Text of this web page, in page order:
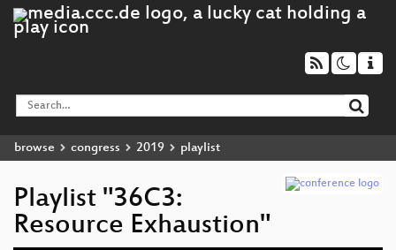
browse congress 2019 playlist
Playlist "36C3:
Resource Exhaustion"